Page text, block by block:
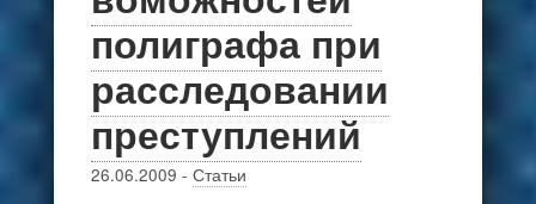
полиграфа при
расследовании
преступлений
26.06.2009 - Статьи